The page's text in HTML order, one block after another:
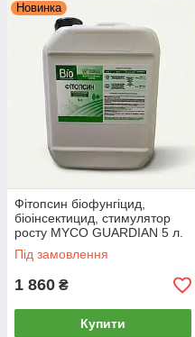
Новинка
Фітопсин біофунгіцид,
біоінсектицид, стимулятор
росту MYCO GUARDIAN 5 л.
Під замовлення
1 860 ₴
Купити